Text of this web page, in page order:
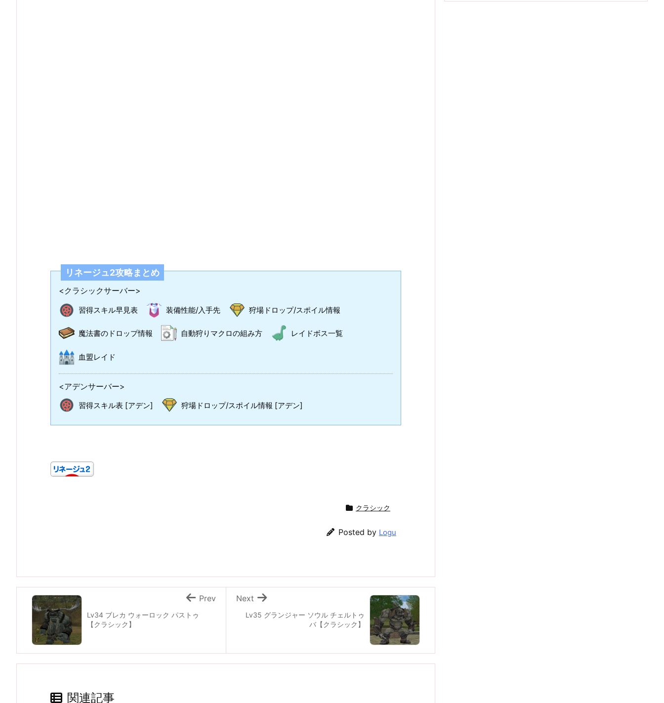
リネージュ2攻略まとめ
<クラシックサーバー>
習得スキル早見表 装備性能/入手先 狩場ドロップ/スポイル情報
魔法書のドロップ情報 自動狩りマクロの組み方 レイドボス一覧
血盟レイド
<アデンサーバー>
習得スキル表 [アデン] 狩場ドロップ/スポイル情報 [アデン]
クラシック
Posted by Logu
Lv35 グランジャー ソウル チェルトゥ
バ【クラシック】
Next
Lv34 ブレカ ウォーロック パストゥ
【クラシック】
Prev
関連記事